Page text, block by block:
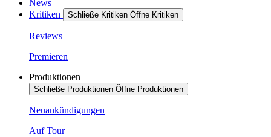
News
Kritiken
Schließe Kritiken Öffne Kritiken
Reviews
Premieren
Produktionen
Schließe Produktionen Öffne Produktionen
Neuankündigungen
Auf Tour